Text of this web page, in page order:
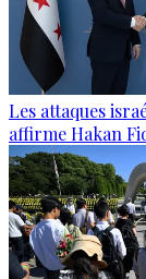
Les attaques
affirme Hakan